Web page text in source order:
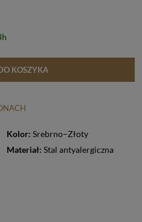
KOSZYKA
Kolor: Srebrno–Złoty
Materiał: Stal antyalergiczna